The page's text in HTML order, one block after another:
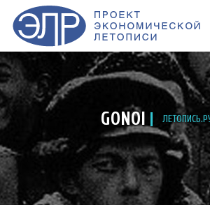
GONOI